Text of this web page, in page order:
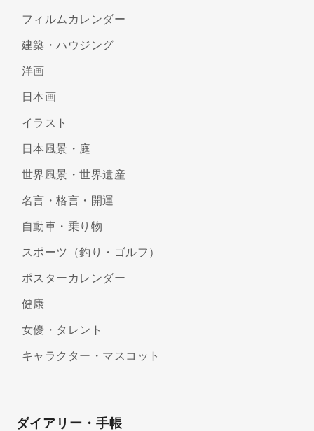
フィルムカレンダー
建築・ハウジング
洋画
日本画
イラスト
日本風景・庭
世界風景・世界遺産
名言・格言・開運
自動車・乗り物
スポーツ（釣り・ゴルフ）
ポスターカレンダー
健康
女優・タレント
キャラクター・マスコット
ダイアリー・手帳